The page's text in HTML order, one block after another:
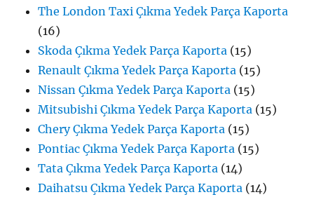
The London Taxi Çıkma Yedek Parça Kaporta
(16)
Skoda Çıkma Yedek Parça Kaporta (15)
Renault Çıkma Yedek Parça Kaporta (15)
Nissan Çıkma Yedek Parça Kaporta (15)
Mitsubishi Çıkma Yedek Parça Kaporta (15)
Chery Çıkma Yedek Parça Kaporta (15)
Pontiac Çıkma Yedek Parça Kaporta (15)
Tata Çıkma Yedek Parça Kaporta (14)
Daihatsu Çıkma Yedek Parça Kaporta (14)